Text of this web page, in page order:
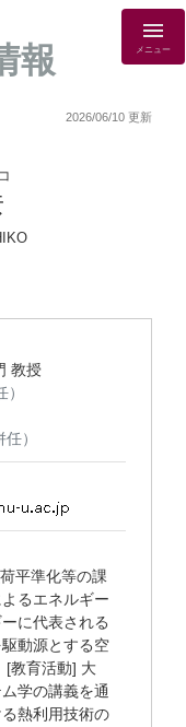
報 メニュー
2026/06/10 更新
教授
）
任）
平準化等の課
るエネルギー
に代表される
動源とする空
[教育活動] 大
学の講義を通
熱利用技術の